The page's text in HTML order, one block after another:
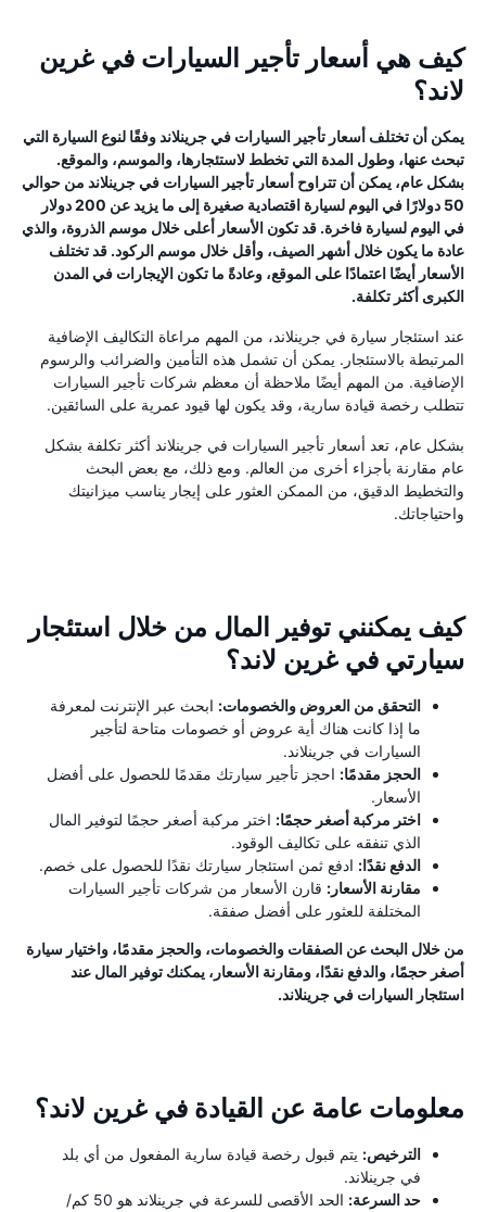
كيف هي أسعار تأجير السيارات في غرين
لاند؟
يمكن أن تختلف أسعار تأجير السيارات في جرينلاند وفقًا لنوع السيارة التي
تبحث عنها، وطول المدة التي تخطط لاستئجارها، والموسم، والموقع.
بشكل عام، يمكن أن تتراوح أسعار تأجير السيارات في جرينلاند من حوالي
50 دولارًا في اليوم لسيارة اقتصادية صغيرة إلى ما يزيد عن 200 دولار
في اليوم لسيارة فاخرة. قد تكون الأسعار أعلى خلال موسم الذروة، والذي
عادة ما يكون خلال أشهر الصيف، وأقل خلال موسم الركود. قد تختلف
الأسعار أيضًا اعتمادًا على الموقع، وعادةً ما تكون الإيجارات في المدن
الكبرى أكثر تكلفة.
عند استئجار سيارة في جرينلاند، من المهم مراعاة التكاليف الإضافية
المرتبطة بالاستئجار. يمكن أن تشمل هذه التأمين والضرائب والرسوم
الإضافية. من المهم أيضًا ملاحظة أن معظم شركات تأجير السيارات
تتطلب رخصة قيادة سارية، وقد يكون لها قيود عمرية على السائقين.
بشكل عام، تعد أسعار تأجير السيارات في جرينلاند أكثر تكلفة بشكل
عام مقارنة بأجزاء أخرى من العالم. ومع ذلك، مع بعض البحث
والتخطيط الدقيق، من الممكن العثور على إيجار يناسب ميزانيتك
واحتياجاتك.
كيف يمكنني توفير المال من خلال استئجار
سيارتي في غرين لاند؟
التحقق من العروض والخصومات: ابحث عبر الإنترنت لمعرفة
ما إذا كانت هناك أية عروض أو خصومات متاحة لتأجير
السيارات في جرينلاند.
الحجز مقدمًا: احجز تأجير سيارتك مقدمًا للحصول على أفضل
الأسعار.
اختر مركبة أصغر حجمًا: اختر مركبة أصغر حجمًا لتوفير المال
الذي تنفقه على تكاليف الوقود.
الدفع نقدًا: ادفع ثمن استئجار سيارتك نقدًا للحصول على خصم.
مقارنة الأسعار: قارن الأسعار من شركات تأجير السيارات
المختلفة للعثور على أفضل صفقة.
من خلال البحث عن الصفقات والخصومات، والحجز مقدمًا، واختيار سيارة
أصغر حجمًا، والدفع نقدًا، ومقارنة الأسعار، يمكنك توفير المال عند
استئجار السيارات في جرينلاند.
معلومات عامة عن القيادة في غرين لاند؟
الترخيص: يتم قبول رخصة قيادة سارية المفعول من أي بلد
في جرينلاند.
حد السرعة:
الحد الأقصى للسرعة في جرينلاند هو 50 كم/